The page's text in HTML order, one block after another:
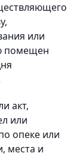
или
помещен
акт,
или
опеке или
места и